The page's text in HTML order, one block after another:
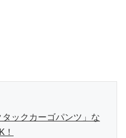
ックカーゴパンツ」な